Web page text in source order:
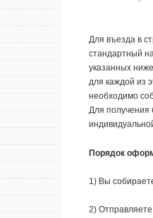
Для въезда в
стандартный
указанных
для каждой из
необходимо
Для
Порядок
1) Вы
2)